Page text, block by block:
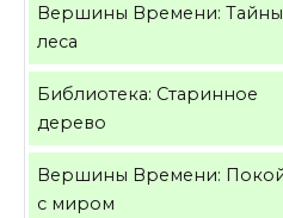
Вершины Времени: Тайны
леса
Библиотека: Старинное
дерево
Вершины Времени:
с миром